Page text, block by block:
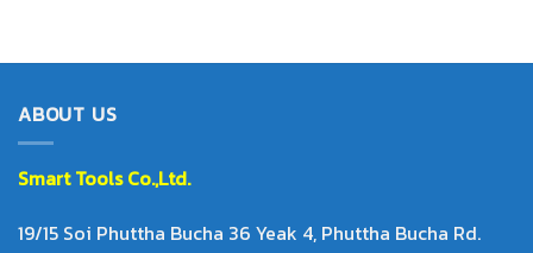
ABOUT US
Smart Tools Co.,Ltd.
19/15 Soi Phuttha Bucha 36 Yeak 4, Phuttha Bucha Rd.